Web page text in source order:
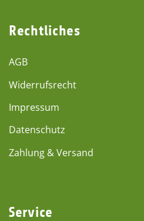
Rechtliches
AGB
Widerrufsrecht
Impressum
Datenschutz
Zahlung & Versand
Service